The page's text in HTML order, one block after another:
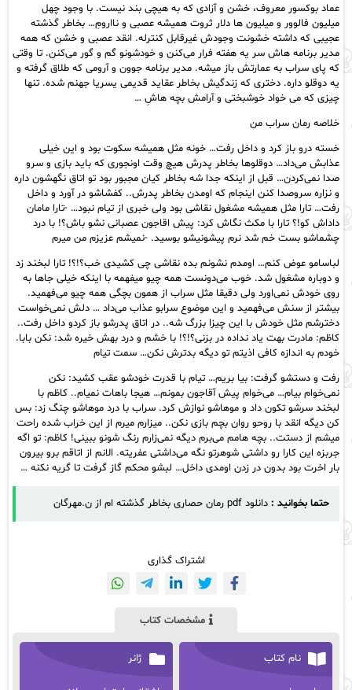
عماد بوکسور معروف، خشن و آزادی که به هیچی بند نیست. با وجود چهل
میلیون فالوور و میلیون ها دلار ثروت همیشه عصبی و ناارومِ… بخاطر گذشته
عجیبی که داشته خشونت وجودش غیرقابل کنترله. انقد عصبی و خشن که همه
مدیر برنامه هاش سر یه هفته فرار می‌کنن و خودشونو گم و گور می‌کنن. تا وقتی
که پای سراب به عمارتش باز میشه. مدیر برنامه جوون و آرومی که طلاق گرفته و
یه دوقلو داره. دختری که زندگیش بخاطر عقاید قدیمی یسریا جهنم شده. تنها
چیزی که می خواد خوشبختی و آرامش بچه هاشِ …
خلاصه رمان سراب من
خسته درو باز کرد و داخل رفت… خونه مثل همیشه سکوت بود و این خیلی
عذابش می‌داد… دوقلوها بخاطر پدرش هیچ وقت اونجوری که باید بازی و سرو
صدا نمی‌کردن… قبل از اینکه جدا شه بخاطر کیان مجبور بود تو اتاق نگهشون داره
و نزاره سروصدا کنن اینجام که اومدن بخاطر پدرش.. کفشاشو در آورد و داخل
رفت… تارا مثل همیشه مشغول نقاشی بود ولی خبری از تیام نبود… -تارا مامان
داداش کو!؟ تارا با مکث نگاش کرد: پیش اقاجون عصبانی نشو باش؟! با درد
چشماشو بست خم شد نرم پیشونیشو بوسید. -نمیشم عزیزم من میرم
لباسامو عوض كنم… اومدم نشونم بده نقاشی چی کشیدی خب؟!؟! تارا لبخند زد
و دوباره مشغول شد. خوب می‌دونست همه چیو میفهمه با اینکه خیلی جاها به
روی خودش نمی‌اورد ولی دقیقا مثل سراب از همون بچگی همه چیو می‌فهمید.
بیشتر از سنش می‌فهمید و این موضوع سرابو عذاب می‌داد … دلش نمی‌خواست
دخترشم مثل خودش با این چیزا بزرگ شه.. در اتاق پدرشو باز کردو داخل رفت..
کاظم: مادرت بهت یاد نداده در بزنی؟!؟! با خشم و درد بهش خیره شد: نکن بابا.
خودم به اندازه کافی اذیتم تو دیگه بدترش نکن… سمت تیام
رفت و دستشو گرفت: بیا بریم… تیام با قدرت خودشو عقب کشید: نکن
نمی‌خوام بیام… می‌خوام پیش آقاجون بمونم… هیجا باهات نمیام.. کاظم با
لبخند سرشو تکون داد و موهاشو نوازش کرد. سراب با درد موهاشو چنگ زد: بس
کن دیگه انقد با روحو روان بچم بازی نکن.. میزارم میرم از این خراب شده راحت
میشم از دستت.. بچه هامم می‌برم دیگه نمی‌زارم رنگ شونو ببینی! کاظم: تو اگه
جربزه این کارا رو داشتی شوهرتو نگه می‌داشتی عفریته. الانم از اتاقم برو بیرون
بار اخرت بود بدون در زدن اومدی داخل… لبشو محکم گاز گرفت تا گریه نکنه …
حتما بخوانید : دانلود pdf رمان حصاری بخاطر گذشته‌ ام از ن.مهرگان
اشتراک گذاری
مشخصات کتاب
نام کتاب ژانر